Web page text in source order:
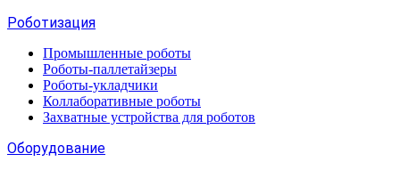
Роботизация
Промышленные роботы
Роботы-паллетайзеры
Роботы-укладчики
Коллаборативные роботы
Захватные устройства для роботов
Оборудование